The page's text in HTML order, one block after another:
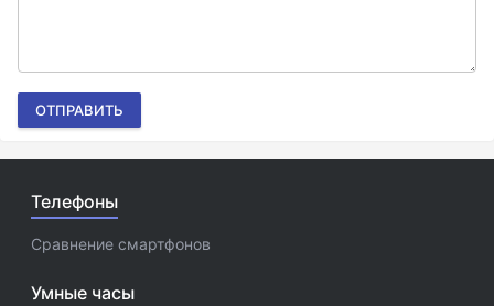
ОТПРАВИТЬ
Телефоны
Сравнение смартфонов
Умные часы